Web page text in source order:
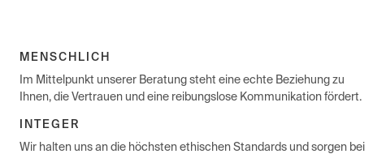
MENSCHLICH
Im Mittelpunkt unserer Beratung steht eine echte Beziehung zu
Ihnen, die Vertrauen und eine reibungslose Kommunikation fördert.
INTEGER
Wir halten uns an die höchsten ethischen Standards und sorgen bei